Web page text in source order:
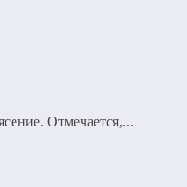
Отмечается,...